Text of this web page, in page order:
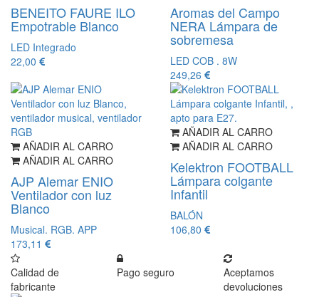
BENEITO FAURE ILO
Empotrable Blanco
LED Integrado
22,00
Aromas del Campo
NERA Lámpara de
sobremesa
LED COB . 8W
249,26
AÑADIR AL CARRO
AÑADIR AL CARRO
AJP Alemar ENIO
Ventilador con luz
Blanco
Musical. RGB. APP
173,11
AÑADIR AL CARRO
AÑADIR AL CARRO
Kelektron FOOTBALL
Lámpara colgante
Infantil
BALÓN
106,80
Calidad de
fabricante
Pago seguro
Aceptamos
devoluciones